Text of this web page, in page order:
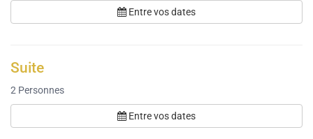
Entre vos dates
Suite
2 Personnes
Entre vos dates